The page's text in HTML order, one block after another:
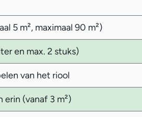
5 m², maximaal 90 m²)
en max. 2 stuks)
van het riool
erin (vanaf 3 m²)